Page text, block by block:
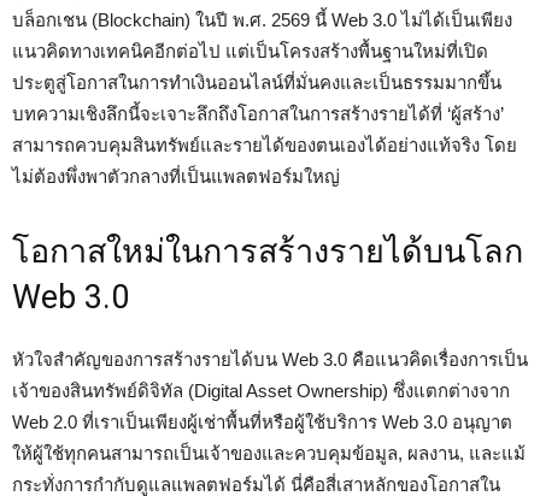
บล็อกเชน (Blockchain) ในปี พ.ศ. 2569 นี้ Web 3.0 ไม่ได้เป็นเพียง
แนวคิดทางเทคนิคอีกต่อไป แต่เป็นโครงสร้างพื้นฐานใหม่ที่เปิด
ประตูสู่โอกาสในการทำเงินออนไลน์ที่มั่นคงและเป็นธรรมมากขึ้น
บทความเชิงลึกนี้จะเจาะลึกถึงโอกาสในการสร้างรายได้ที่ ‘ผู้สร้าง’
สามารถควบคุมสินทรัพย์และรายได้ของตนเองได้อย่างแท้จริง โดย
ไม่ต้องพึ่งพาตัวกลางที่เป็นแพลตฟอร์มใหญ่
โอกาสใหม่ในการสร้างรายได้บนโลก
Web 3.0
หัวใจสำคัญของการสร้างรายได้บน Web 3.0 คือแนวคิดเรื่องการเป็น
เจ้าของสินทรัพย์ดิจิทัล (Digital Asset Ownership) ซึ่งแตกต่างจาก
Web 2.0 ที่เราเป็นเพียงผู้เช่าพื้นที่หรือผู้ใช้บริการ Web 3.0 อนุญาต
ให้ผู้ใช้ทุกคนสามารถเป็นเจ้าของและควบคุมข้อมูล, ผลงาน, และแม้
กระทั่งการกำกับดูแลแพลตฟอร์มได้ นี่คือสี่เสาหลักของโอกาสใน